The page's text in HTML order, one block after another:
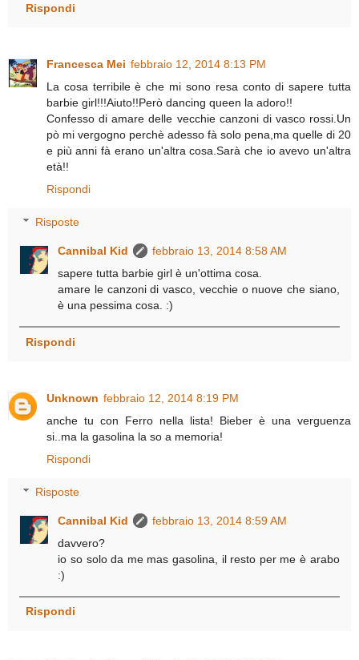
Rispondi
Francesca Mei febbraio 12, 2014 8:13 PM
La cosa terribile è che mi sono resa conto di sapere tutta
barbie girl!!!Aiuto!!Però dancing queen la adoro!!
Confesso di amare delle vecchie canzoni di vasco rossi.Un
pò mi vergogno perchè adesso fà solo pena,ma quelle di 20
e più anni fà erano un'altra cosa.Sarà che io avevo un'altra
età!!
Rispondi
Risposte
Cannibal Kid
febbraio 13, 2014 8:58 AM
sapere tutta barbie girl è un'ottima cosa.
amare le canzoni di vasco, vecchie o nuove che siano,
è una pessima cosa. :)
Rispondi
Unknown febbraio 12, 2014 8:19 PM
anche tu con Ferro nella lista! Bieber è una verguenza
si..ma la gasolina la so a memoria!
Rispondi
Risposte
Cannibal Kid
febbraio 13, 2014 8:59 AM
davvero?
io so solo da me mas gasolina, il resto per me è arabo
:)
Rispondi